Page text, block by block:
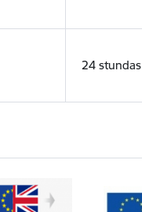
24 stundas